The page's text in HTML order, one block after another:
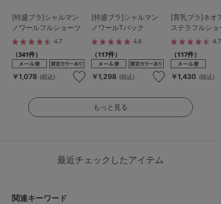
[特盛ブラ]シャルマン
ノワールフルショーツ
4.7
（341件）
￥1,078 (税込)
[特盛ブラ]シャルマン
ノワールTバック
4.8
（117件）
￥1,298 (税込)
[育乳ブラ]ネオ
ステラフルショ
4.7
（117件）
￥1,430 (税込)
もっと見る
最近チェックしたアイテム
関連キーワード